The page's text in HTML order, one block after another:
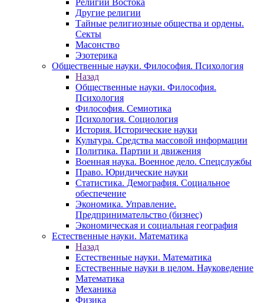
Религии Востока
Другие религии
Тайные религиозные общества и ордены.
Секты
Масонство
Эзотерика
Общественные науки. Философия. Психология
Назад
Общественные науки. Философия.
Психология
Философия. Семиотика
Психология. Социология
История. Исторические науки
Культура. Средства массовой информации
Политика. Партии и движения
Военная наука. Военное дело. Спецслужбы
Право. Юридические науки
Статистика. Демография. Социальное
обеспечение
Экономика. Управление.
Предпринимательство (бизнес)
Экономическая и социальная география
Естественные науки. Математика
Назад
Естественные науки. Математика
Естественные науки в целом. Науковедение
Математика
Механика
Физика